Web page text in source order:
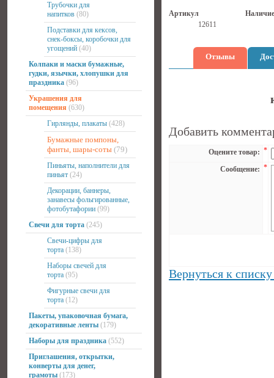
Трубочки для
напитков (80)
Подставки для кексов,
снек-боксы, коробочки для
угощений (40)
Колпаки и маски бумажные,
гудки, язычки, хлопушки для
праздника (96)
Украшения для
помещения (630)
Гирлянды, плакаты (428)
Бумажные помпоны,
фанты, шары-соты (79)
Пиньяты, наполнители для
пиньят (24)
Декорации, баннеры,
занавесы фольгированные,
фотобутафории (99)
Свечи для торта (245)
Свечи-цифры для
торта (138)
Наборы свечей для
торта (95)
Фигурные свечи для
торта (12)
Пакеты, упаковочная бумага,
декоративные ленты (179)
Наборы для праздника (552)
Приглашения, открытки,
конверты для денег,
грамоты (173)
Артикул
Наличие
12611
Отзывы
Добавить
Оцените товар: *
Сообщение: *
Вернуться к списку